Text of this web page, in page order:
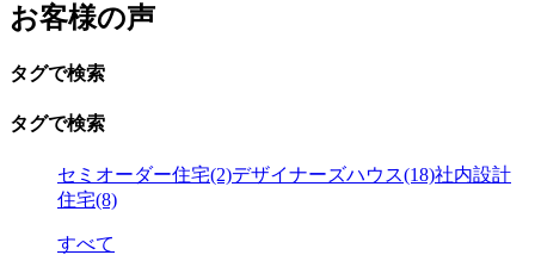
お客様の声
タグで検索
タグで検索
セミオーダー住宅(2)デザイナーズハウス(18)社内設計
住宅(8)
すべて